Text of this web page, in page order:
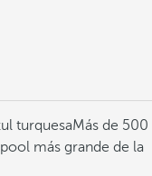
turquesaMás de 500
más grande de la